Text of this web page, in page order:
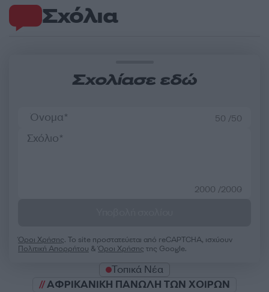
Σχόλια
Σχολίασε εδώ
50 /50
2000 /2000
Όροι Χρήσης. Το site προστατεύεται από reCAPTCHA, ισχύουν
Πολιτική Απορρήτου &Όροι Χρήσης της Google.
Τοπικά Νέα
ΑΦΡΙΚΑΝΙΚΗ ΠΑΝΩΛΗ ΤΩΝ ΧΟΙΡΩΝ